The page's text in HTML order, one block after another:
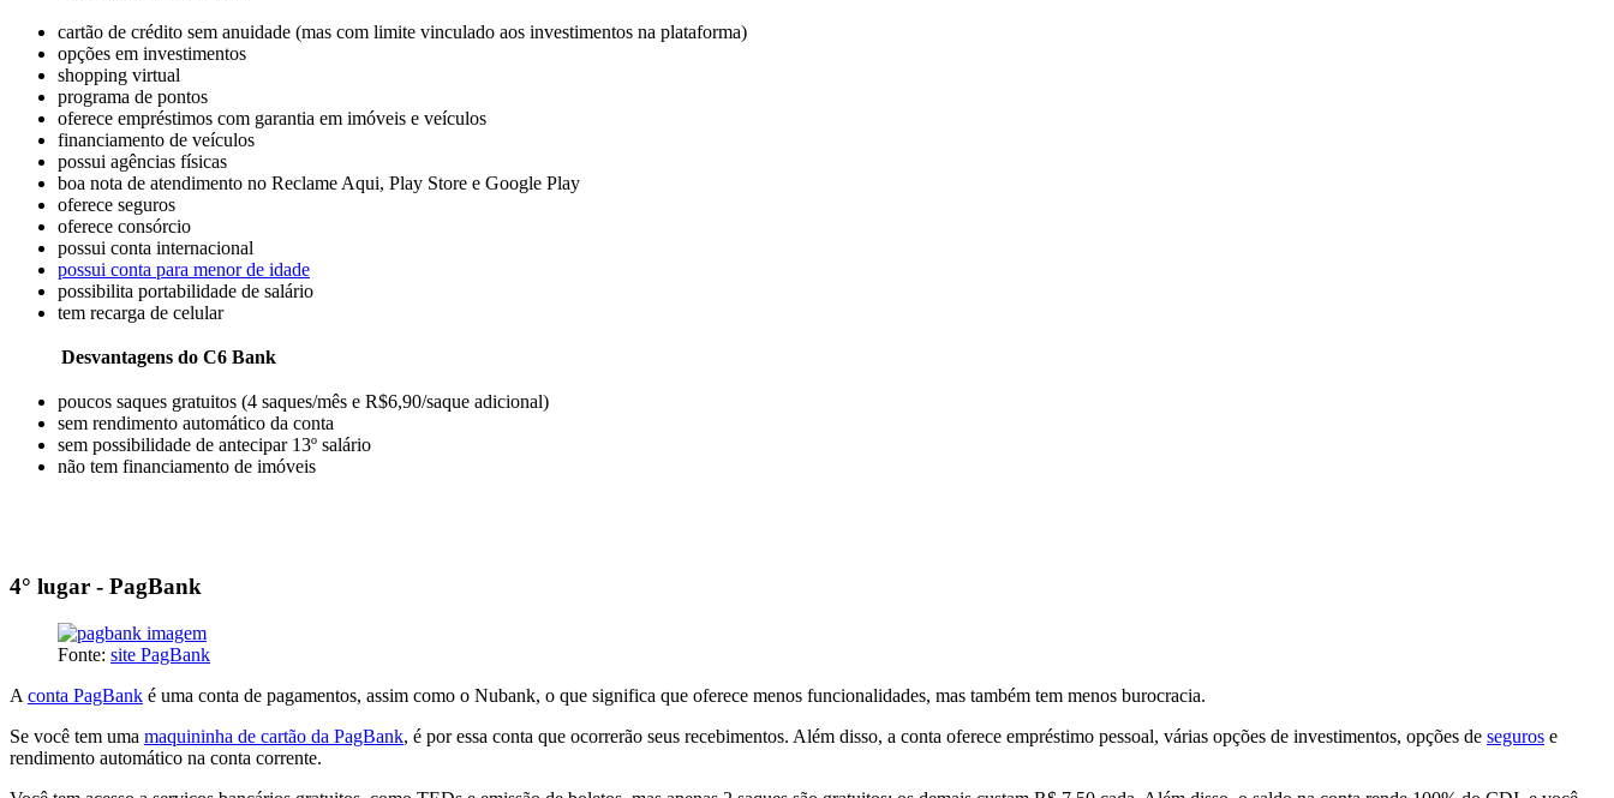
cartão de crédito sem anuidade (mas com limite vinculado aos investimentos na plataforma)
opções em investimentos
shopping virtual
programa de pontos
oferece empréstimos com garantia em imóveis e veículos
financiamento de veículos
possui agências físicas
boa nota de atendimento no Reclame Aqui, Play Store e Google Play
oferece seguros
oferece consórcio
possui conta internacional
possui conta para menor de idade
possibilita portabilidade de salário
tem recarga de celular
Desvantagens do C6 Bank
poucos saques gratuitos (4 saques/mês e R$6,90/saque adicional)
sem rendimento automático da conta
sem possibilidade de antecipar 13º salário
não tem financiamento de imóveis
4° lugar - PagBank
Fonte: site PagBank
A conta PagBank é uma conta de pagamentos, assim como o Nubank, o que significa que oferece menos funcionalidades, mas também tem menos burocracia.
Se você tem uma maquininha de cartão da PagBank, é por essa conta que ocorrerão seus recebimentos. Além disso, a conta oferece empréstimo pessoal, várias opções de investimentos, opções de seguros e
rendimento automático na conta corrente.